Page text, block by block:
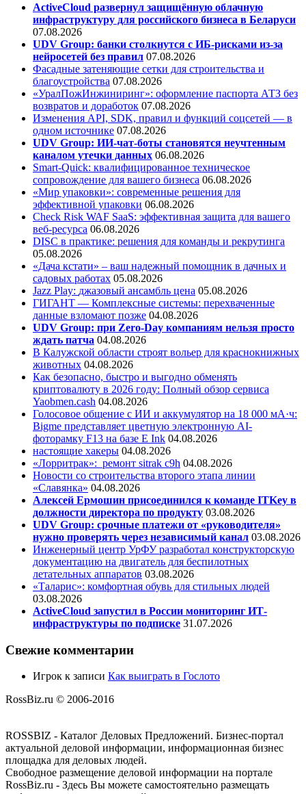
ActiveCloud развернул защищённую облачную
инфраструктуру для российского бизнеса в Беларуси
07.08.2026
UDV Group: банки столкнутся с ИБ-рисками из-за
нейросетей без правил 07.08.2026
Фасадные затеняющие сетки для строительства и
благоустройства 07.08.2026
«УралПожИнжиниринг»: оформление паспорта АТЗ без
возвратов и доработок 07.08.2026
Изменения API, SDK, правил и функций соцсетей — в
одном источнике 07.08.2026
UDV Group: ИИ-чат-боты становятся неучтенным
каналом утечки данных 06.08.2026
Smart-Quick: квалифицированное техническое
сопровождение для вашего бизнеса 06.08.2026
«Мир упаковки»: современные решения для
эффективной упаковки 06.08.2026
Check Risk WAF SaaS: эффективная защита для вашего
веб-ресурса 06.08.2026
DISC в практике: решения для команды и рекрутинга
05.08.2026
«Дача кстати» – ваш надежный помощник в дачных и
садовых работах 05.08.2026
Jazz Play: джазовый ансамбль цена 05.08.2026
ГИГАНТ — Комплексные системы: перехваченные
данные взломают позже 04.08.2026
UDV Group: при Zero-Day компаниям нельзя просто
ждать патча 04.08.2026
В Калужской области строят вольер для краснокнижных
животных 04.08.2026
Как безопасно, быстро и выгодно обменять
криптовалюту в 2026 году: Полный обзор сервиса
Yaobmen.cash 04.08.2026
Голосовое общение с ИИ и аккумулятор на 18 000 мА·ч:
Bigme представляет цветную электронную AI-
фоторамку F13 на базе E Ink 04.08.2026
настоящие хакеры 04.08.2026
«Лорритрак»: ремонт sitrak c9h 04.08.2026
Новости со строительства второго этапа линии
«Славянка» 04.08.2026
Алексей Ермошин присоединился к команде ITKey в
должности директора по продукту 03.08.2026
UDV Group: срочные платежи от «руководителя»
нужно проверять через независимый канал 03.08.2026
Инженерный центр УрФУ разработал конструкторскую
документацию на двигатель для беспилотных
летательных аппаратов 03.08.2026
«Таларис»: комфортная обувь для стильных людей
03.08.2026
ActiveCloud запустил в России мониторинг ИТ-
инфраструктуры по подписке 31.07.2026
Свежие комментарии
Игрок к записи Как выиграть в Гослото
RossBiz.ru © 2006-2016
ROSSBIZ - Каталог Деловых Предложений. Бизнес-портал
актуальной деловой информации, информационная бизнес
площадка для деловых людей.
Свободное размещение деловой информации на портале
RossBiz.ru - Здесь Вы можете самостоятельно размещать